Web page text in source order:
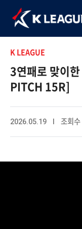
K LEAGUE
3연패로 맞이
PITCH 15R]
2026.05.19 I 조회수